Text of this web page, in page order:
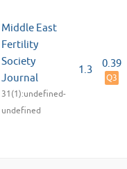
Middle East
Fertility
Society
Journal
31(1):undefined-
undefined
1.3 0.39
Q3